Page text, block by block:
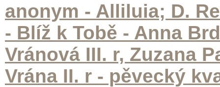
anonym - Alliluia; D.
- Blíž k Tobě - Anna
Vránová III. r, Zuzana
Vrána II. r - pěvecký